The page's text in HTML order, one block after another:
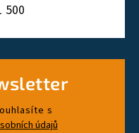
500
s
údajů